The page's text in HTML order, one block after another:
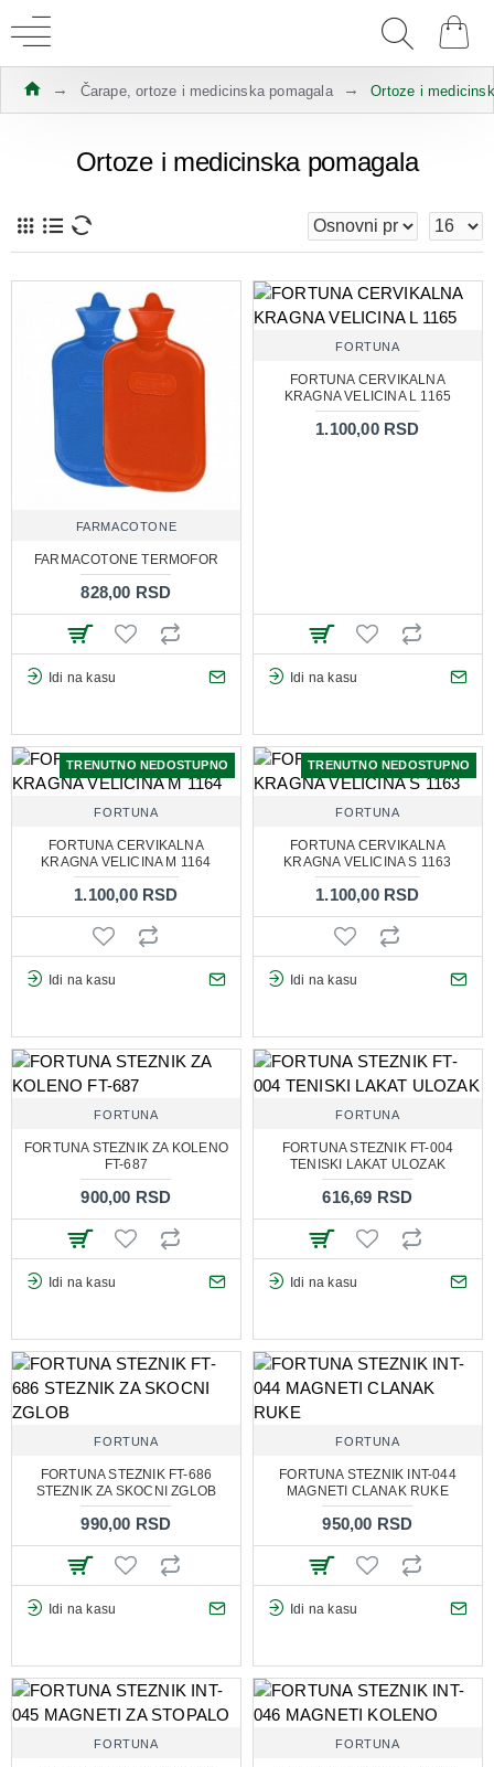
Čarape, ortoze i medicinska pomagala Ortoze i
Ortoze i medicinska pomagala
FARMACOTONE
FARMACOTONE TERMOFOR
828,00 RSD
Idi na kasu
FORTUNA
FORTUNA CERVIKALNA
KRAGNA VELICINA L 1165
1.100,00 RSD
Idi na kasu
TRENUTNO NEDOSTUPNO
FORTUNA
FORTUNA CERVIKALNA
KRAGNA VELICINA M 1164
1.100,00 RSD
Idi na kasu
TRENUTNO NEDOSTUPNO
FORTUNA
FORTUNA CERVIKALNA
KRAGNA VELICINA S 1163
1.100,00 RSD
Idi na kasu
FORTUNA
FORTUNA STEZNIK ZA KOLENO
FT-687
900,00 RSD
Idi na kasu
FORTUNA
FORTUNA STEZNIK FT-004
TENISKI LAKAT ULOZAK
616,69 RSD
Idi na kasu
FORTUNA
FORTUNA STEZNIK FT-686
STEZNIK ZA SKOCNI ZGLOB
990,00 RSD
Idi na kasu
FORTUNA
FORTUNA STEZNIK INT-044
MAGNETI CLANAK RUKE
950,00 RSD
Idi na kasu
FORTUNA FORTUNA